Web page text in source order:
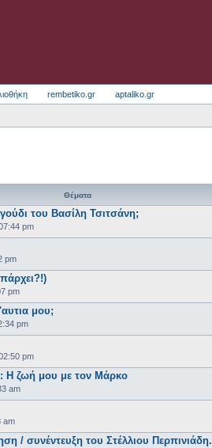
rembetiko.gr aptaliko.gr
Θέματα
του Βασίλη Τσιτσάνη;
pm
pm
pm
μου;
pm
pm
ζωή μου με τον Μάρκο
am
am
/ συνέντευξη του Στέλλιου Περπινιάδη.